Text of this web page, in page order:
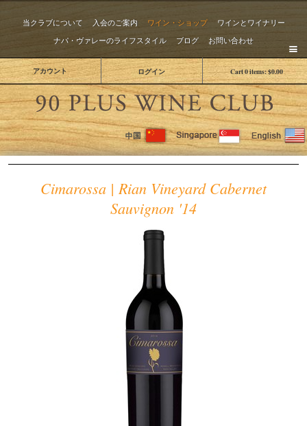
当クラブについて 入会のご案内 ワイン・ショップ
ワインとワイナリー
ナパ・ヴァレーのライフスタイル
ブログ お問い合わせ
Cart0items:$0.00
アカウント ログイン
The
Cimarossa | Rian Vineyard Cabernet
Sauvignon '14